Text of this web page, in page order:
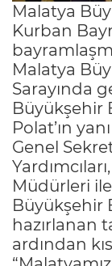
Malatya
Kurban
Malatya
Sarayında
Büyükşehir
Polat’ın
Genel
Müdürleri ile
Büyükşehir
hazırlanan
ardından